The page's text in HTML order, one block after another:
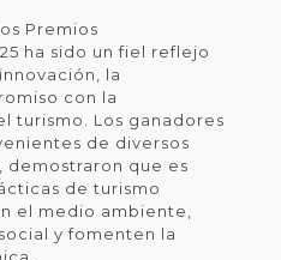
Premios
ha sido un fiel reflejo
la
con la
turismo. Los ganadores
de diversos
demostraron que es
de turismo
el medio ambiente,
y fomenten la